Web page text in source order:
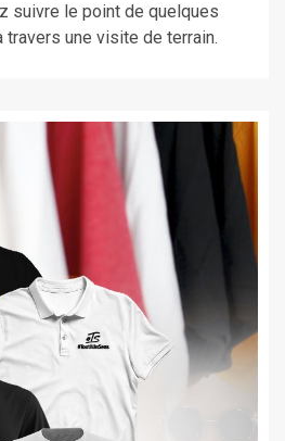
suivre le point de quelques
une visite de terrain.